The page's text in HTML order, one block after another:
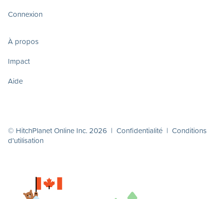
Connexion
À propos
Impact
Aide
© HitchPlanet Online Inc. 2026 | Confidentialité | Conditions
d'utilisation